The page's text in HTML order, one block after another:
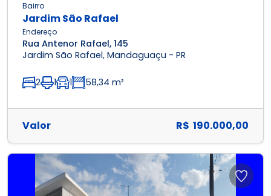
Bairro
Jardim São Rafael
Endereço
Rua Antenor Rafael, 145
Jardim São Rafael, Mandaguaçu - PR
2 1 1 58,34 m²
Valor R$ 190.000,00